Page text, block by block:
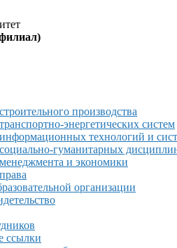
производства
энергетических систем
технологий и
гуманитарных
и экономики
организации
ссылки